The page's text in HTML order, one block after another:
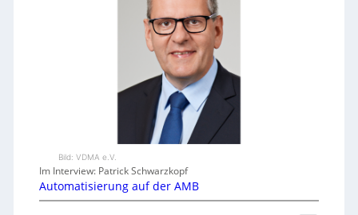
Bild: VDMA e.V.
Im Interview: Patrick Schwarzkopf
Automatisierung auf der AMB